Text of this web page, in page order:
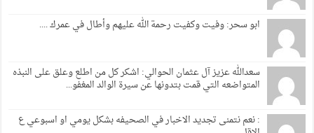
ابو سحر: وفيت وكفيت رحمة الله عليهم وأطال في عمرك ....
سعدالله عزيز آل عثمان الحوالي: اشكر كل من اطلع وعلق على النبذه
المتواضعه التي قمت بتدونها عن سيرة الوالد المغفو...
: نعم نتمنى تجديد الاخبار في الصحيفه بشكل يومي او اسبوعي ع